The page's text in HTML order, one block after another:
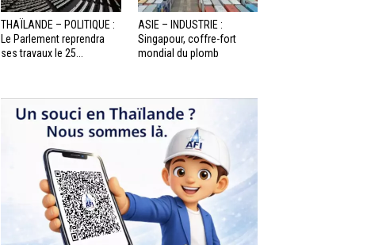
THAÏLANDE – POLITIQUE :
Le Parlement reprendra
ses travaux le 25...
ASIE – INDUSTRIE :
Singapour, coffre-fort
mondial du plomb